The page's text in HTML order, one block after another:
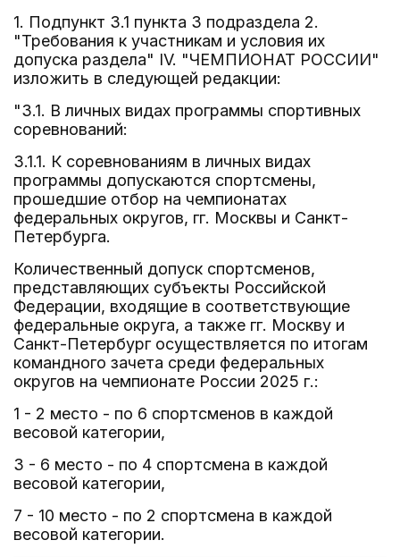
1. Подпункт 3.1 пункта 3 подраздела 2.
"Требования к участникам и условия их
допуска раздела" IV. "ЧЕМПИОНАТ РОССИИ"
изложить в следующей редакции:
"3.1. В личных видах программы спортивных
соревнований:
3.1.1. К соревнованиям в личных видах
программы допускаются спортсмены,
прошедшие отбор на чемпионатах
федеральных округов, гг. Москвы и Санкт-
Петербурга.
Количественный допуск спортсменов,
представляющих субъекты Российской
Федерации, входящие в соответствующие
федеральные округа, а также гг. Москву и
Санкт-Петербург осуществляется по итогам
командного зачета среди федеральных
округов на чемпионате России 2025 г.:
1 - 2 место - по 6 спортсменов в каждой
весовой категории,
3 - 6 место - по 4 спортсмена в каждой
весовой категории,
7 - 10 место - по 2 спортсмена в каждой
весовой категории.